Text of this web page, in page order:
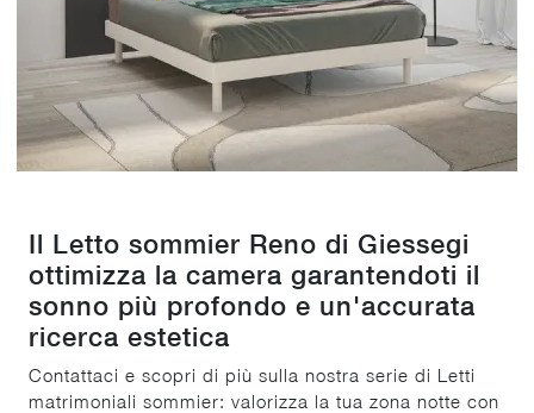
Il Letto sommier Reno di Giessegi
ottimizza la camera garantendoti il
sonno più profondo e un'accurata
ricerca estetica
Contattaci e scopri di più sulla nostra serie di Letti
matrimoniali sommier: valorizza la tua zona notte con